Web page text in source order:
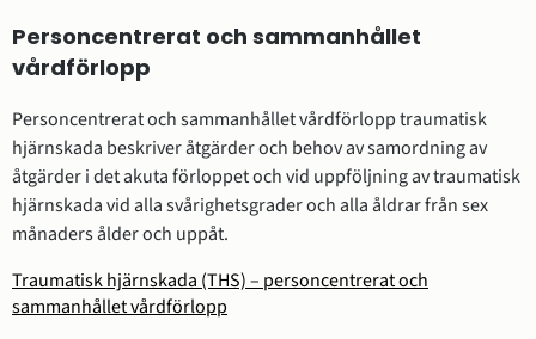
Personcentrerat och sammanhållet
vårdförlopp
Personcentrerat och sammanhållet vårdförlopp traumatisk
hjärnskada beskriver åtgärder och behov av samordning av
åtgärder i det akuta förloppet och vid uppföljning av traumatisk
hjärnskada vid alla svårighetsgrader och alla åldrar från sex
månaders ålder och uppåt.
Traumatisk hjärnskada (THS) – personcentrerat och
sammanhållet vårdförlopp